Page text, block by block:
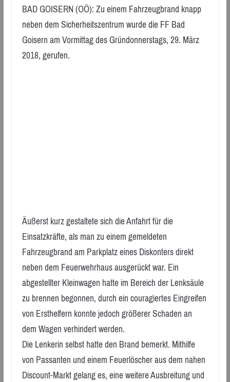
BAD GOISERN (OÖ): Zu einem Fahrzeugbrand knapp
neben dem Sicherheitszentrum wurde die FF Bad
Goisern am Vormittag des Gründonnerstags, 29. März
2018, gerufen.
Äußerst kurz gestaltete sich die Anfahrt für die
Einsatzkräfte, als man zu einem gemeldeten
Fahrzeugbrand am Parkplatz eines Diskonters direkt
neben dem Feuerwehrhaus ausgerückt war. Ein
abgestellter Kleinwagen hatte im Bereich der Lenksäule
zu brennen begonnen, durch ein couragiertes Eingreifen
von Ersthelfern konnte jedoch größerer Schaden an
dem Wagen verhindert werden.
Die Lenkerin selbst hatte den Brand bemerkt. Mithilfe
von Passanten und einem Feuerlöscher aus dem nahen
Discount-Markt gelang es, eine weitere Ausbreitung und